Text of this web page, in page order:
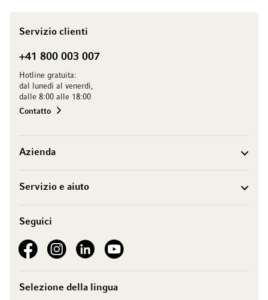
Servizio clienti
+41 800 003 007
Hotline gratuita:
dal lunedì al venerdì,
dalle 8:00 alle 18:00
Contatto
Azienda
Servizio e aiuto
Seguici
See our FacebookSee our Instagram account
See our LinkedInSee our YouTube channel
Selezione della lingua